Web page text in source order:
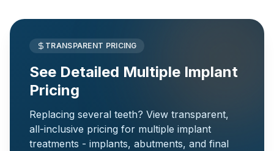
TRANSPARENT PRICING
See Detailed Multiple Implant
Pricing
Replacing several teeth? View transparent,
all-inclusive pricing for multiple implant
treatments - implants, abutments, and final